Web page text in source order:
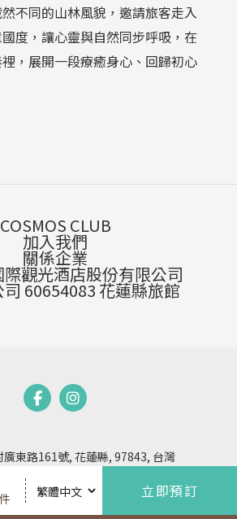
立即預訂
不同的山林風貌，邀請旅客走入
度，讓心靈與自然同步呼吸，在
，展開一段療癒身心、回歸初心
COSMOS CLUB
加入我們
關係企業
觀光酒店股份有限公司
60654083 花蓮縣旅館
東路161號, 花蓮縣, 97843, 台灣
+886-3-881-2379
真 +886-3-881-2229